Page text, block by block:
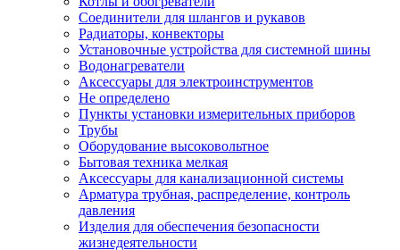
Соединители для шлангов и рукавов
Радиаторы, конвекторы
Установочные устройства для системной шины
Водонагреватели
Аксессуары для электроинструментов
Не определено
Пункты установки измерительных приборов
Трубы
Оборудование высоковольтное
Бытовая техника мелкая
Аксессуары для канализационной системы
Арматура трубная, распределение, контроль
давления
Изделия для обеспечения безопасности
жизнедеятельности